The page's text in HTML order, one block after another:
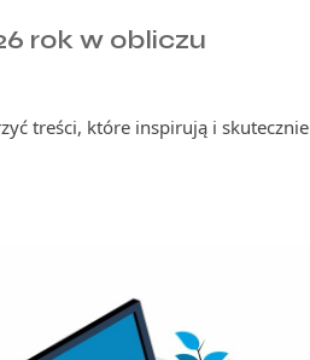
rok w obliczu
treści, które inspirują i skutecznie